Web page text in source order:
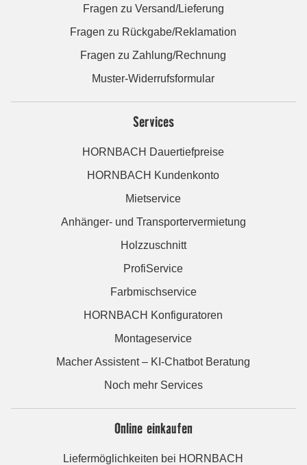
Fragen zu Versand/Lieferung
Fragen zu Rückgabe/Reklamation
Fragen zu Zahlung/Rechnung
Muster-Widerrufsformular
Services
HORNBACH Dauertiefpreise
HORNBACH Kundenkonto
Mietservice
Anhänger- und Transportervermietung
Holzzuschnitt
ProfiService
Farbmischservice
HORNBACH Konfiguratoren
Montageservice
Macher Assistent – KI-Chatbot Beratung
Noch mehr Services
Online einkaufen
Liefermöglichkeiten bei HORNBACH